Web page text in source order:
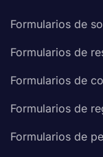
Formularios de
Formularios de
Formularios de
Formularios de
Formularios de